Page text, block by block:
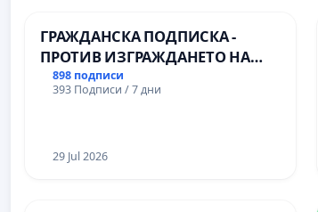
Пазарджик
ГРАЖДАНСКА ПОДПИСКА -
ПРОТИВ ИЗГРАЖДАНЕТО НА
ВЪЖЕНА ЛИНИЯ (ЛИФТ) НА
ТЕРИТОРИЯТА НА ПРИРОДНА
(БУНАРДЖИК)
898 подписи
393 Подписи / 7 дни
29 Jul 2026